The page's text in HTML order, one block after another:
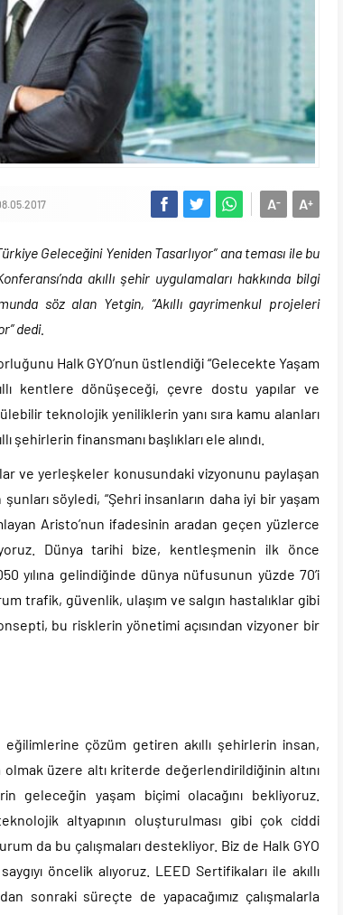
A+
A-
Geleceğini Yeniden Tasarlıyor” ana teması ile bu
akıllı şehir uygulamaları hakkında bilgi
söz alan Yetgin, “Akıllı gayrimenkul projeleri
dedi.
Halk GYO’nun üstlendiği “Gelecekte Yaşam
kentlere dönüşeceği, çevre dostu yapılar ve
teknolojik yeniliklerin yanı sıra kamu alanları
finansmanı başlıkları ele alındı.
ve yerleşkeler konusundaki vizyonunu paylaşan
söyledi, “Şehri insanların daha iyi bir yaşam
Aristo’nun ifadesinin aradan geçen yüzlerce
Dünya tarihi bize, kentleşmenin ilk önce
yılına gelindiğinde dünya nüfusunun yüzde 70’i
trafik, güvenlik, ulaşım ve salgın hastalıklar gibi
bu risklerin yönetimi açısından vizyoner bir
eğilimlerine çözüm getiren akıllı şehirlerin insan,
üzere altı kriterde değerlendirildiğinin altını
geleceğin yaşam biçimi olacağını bekliyoruz.
altyapının oluşturulması gibi çok ciddi
da bu çalışmaları destekliyor. Biz de Halk GYO
öncelik alıyoruz. LEED Sertifikaları ile akıllı
sonraki süreçte de yapacağımız çalışmalarla